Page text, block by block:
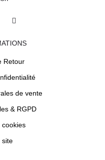
Retour
de vente
& RGPD
cookies
site